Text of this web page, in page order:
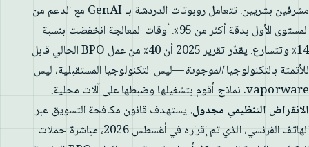
مشرفين بشريين. تتعامل روبوتات الدردشة بـ GenAI مع الدعم من
المستوى الأول بدقة أكثر من 95٪. أوقات المعالجة انخفضت بنسبة
14٪ وتتسارع. يقدّر تقرير 2025 أن 40٪ من عمل BPO الحالي قابل
للأتمتة بالتكنولوجياالموجودة—ليس التكنولوجيا المستقبلية، ليس
vaporware. نماذج أقوم بتشغيلها وضبطها على آلات محلية.
الانقراض التنظيمي مجدول.يستهدف قانون مكافحة التسويق عبر
الهاتف الفرنسي، الذي تم إقراره في أغسطس 2026، مباشرة حملات